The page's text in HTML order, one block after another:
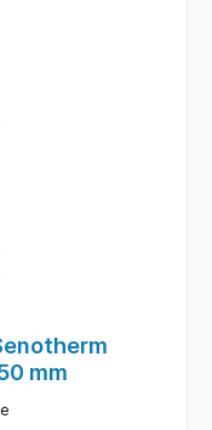
mm